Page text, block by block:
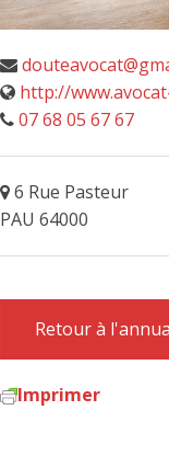
http://
07 68 05 67 67
6 Rue Pasteur
PAU 64000
Retour à
Imprimer